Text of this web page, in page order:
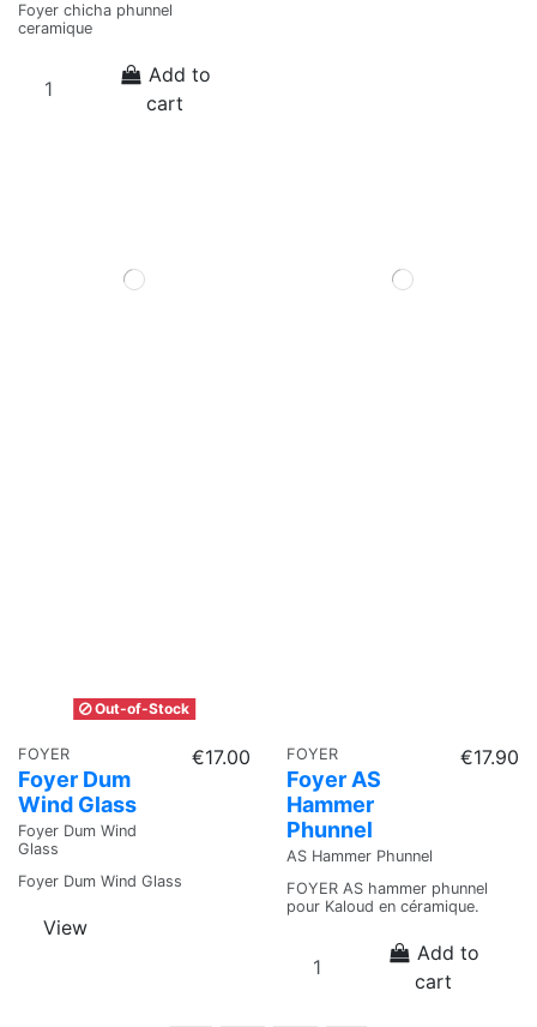
Foyer chicha phunnel
ceramique
Add to
cart
Out-of-Stock
FOYER
Foyer Dum
Wind Glass
Foyer Dum Wind
Glass
€17.00
Foyer Dum Wind Glass
View
FOYER
Foyer AS
Hammer
Phunnel
AS Hammer Phunnel
€17.90
FOYER AS hammer phunnel
pour Kaloud en céramique.
Add to
cart